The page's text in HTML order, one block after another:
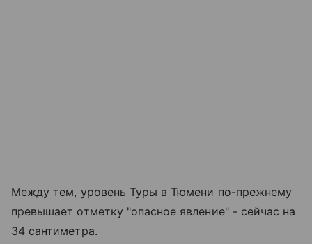
Между тем, уровень Туры в Тюмени по-прежнему
превышает отметку "опасное явление" - сейчас на
34 сантиметра.